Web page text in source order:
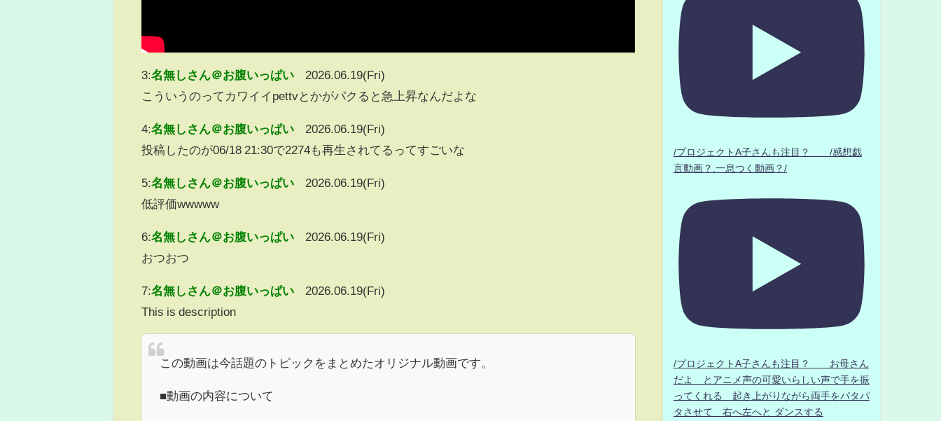
3:名無しさん＠お腹いっぱい
2026.06.19(Fri)
こういうのってカワイイpettvとかがパクると急上昇なんだよな
4:名無しさん＠お腹いっぱい
2026.06.19(Fri)
投稿したのが06/18 21:30で2274も再生されてるってすごいな
5:名無しさん＠お腹いっぱい
2026.06.19(Fri)
低評価wwwww
6:名無しさん＠お腹いっぱい
2026.06.19(Fri)
おつおつ
7:名無しさん＠お腹いっぱい
2026.06.19(Fri)
This is description
この動画は今話題のトピックをまとめたオリジナル動画です。
■動画の内容について
/プロジェクトA子さんも注目？ /感想戯
言動画？.一息つく動画？/
/プロジェクトA子さんも注目？ お母さん
だよ とアニメ声の可愛いらしい声で手を振
ってくれる 起き上がりながら両手をパタパ
タさせて 右へ左へと ダンスする